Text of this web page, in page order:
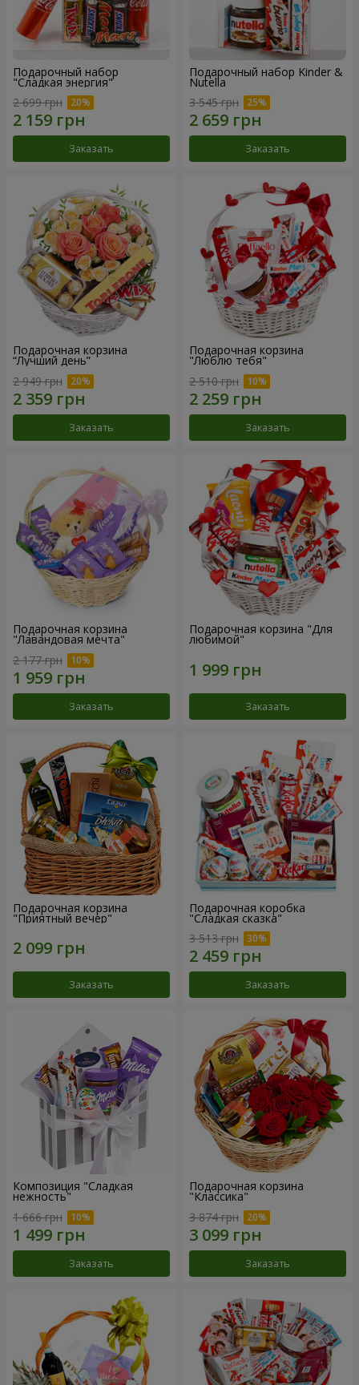
Подарочный набор
"Сладкая энергия"
2 699 грн
Заказать
Подарочный набор Kinder &
Nutella
3 545 грн
Заказать
Подарочная корзина
“Лучший день”
2 949 грн
Заказать
Подарочная корзина
"Люблю тебя"
2 510 грн
Заказать
Подарочная корзина
"Лавандовая мечта"
2 177 грн
Заказать
Подарочная корзина "Для
любимой"
Заказать
Подарочная корзина
"Приятный вечер"
Заказать
Подарочная коробка
"Сладкая сказка"
3 513 грн
Заказать
Композиция "Сладкая
нежность"
1 666 грн
Заказать
Подарочная корзина
"Классика"
3 874 грн
Заказать